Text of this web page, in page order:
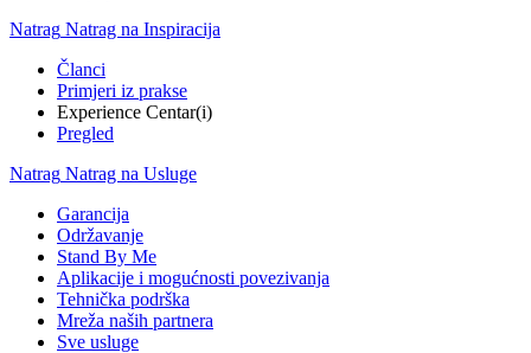
Natrag Natrag na Inspiracija
Članci
Primjeri iz prakse
Experience Centar(i)
Pregled
Natrag Natrag na Usluge
Garancija
Održavanje
Stand By Me
Aplikacije i mogućnosti povezivanja
Tehnička podrška
Mreža naših partnera
Sve usluge